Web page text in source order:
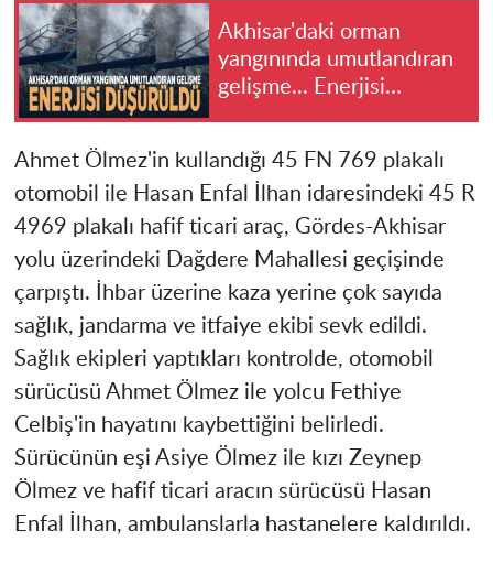
Akhisar'daki orman
yangınında umutlandıran
gelişme... Enerjisi
Ahmet Ölmez'in kullandığı 45 FN 769 plakalı
otomobil ile Hasan Enfal İlhan idaresindeki 45 R
4969 plakalı hafif ticari araç, Gördes-Akhisar
yolu üzerindeki Dağdere Mahallesi geçişinde
çarpıştı. İhbar üzerine kaza yerine çok sayıda
sağlık, jandarma ve itfaiye ekibi sevk edildi.
Sağlık ekipleri yaptıkları kontrolde, otomobil
sürücüsü Ahmet Ölmez ile yolcu Fethiye
Celbiş'in hayatını kaybettiğini belirledi.
Sürücünün eşi Asiye Ölmez ile kızı Zeynep
Ölmez ve hafif ticari aracın sürücüsü Hasan
Enfal İlhan, ambulanslarla hastanelere kaldırıldı.